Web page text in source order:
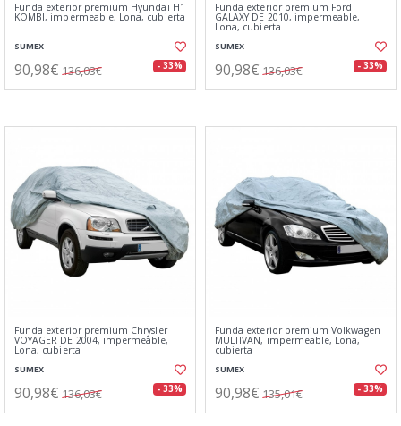
Funda exterior premium Hyundai H1
KOMBI, impermeable, Lona, cubierta
SUMEX
90,98€ 136,03€ - 33%
Funda exterior premium Ford
GALAXY DE 2010, impermeable,
Lona, cubierta
SUMEX
90,98€ 136,03€ - 33%
Funda exterior premium Chrysler
VOYAGER DE 2004, impermeable,
Lona, cubierta
SUMEX
90,98€ 136,03€ - 33%
Funda exterior premium Volkwagen
MULTIVAN, impermeable, Lona,
cubierta
SUMEX
90,98€ 135,01€ - 33%